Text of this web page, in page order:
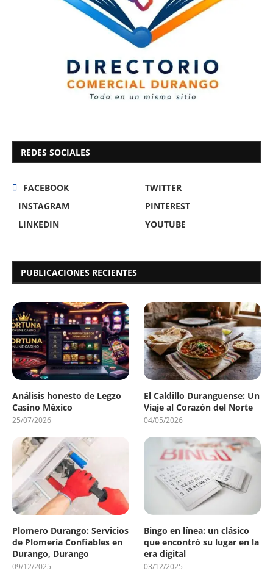
REDES SOCIALES
FACEBOOK
TWITTER
INSTAGRAM
PINTEREST
LINKEDIN
YOUTUBE
PUBLICACIONES RECIENTES
Análisis honesto de Legzo
Casino México
25/07/2026
El Caldillo Duranguense: Un
Viaje al Corazón del Norte
04/05/2026
Plomero Durango: Servicios
de Plomería Confiables en
Durango, Durango
09/12/2025
Bingo en línea: un clásico
que encontró su lugar en la
era digital
03/12/2025